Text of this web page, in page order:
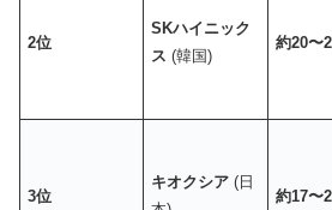
2位
SKハイニック
ス (韓国)
約20〜
3位
キオクシア (日
約17〜